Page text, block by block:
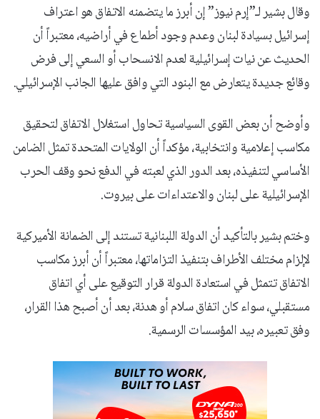
وقال بشير لـ”إرم نيوز” إن أبرز ما يتضمنه الاتفاق هو اعتراف
إسرائيل بسيادة لبنان وعدم وجود أطماع في أراضيه، معتبراً أن
الحديث عن نيات إسرائيلية لعدم الانسحاب أو السعي إلى فرض
وقائع جديدة يتعارض مع البنود التي وافق عليها الجانب الإسرائيلي.
وأوضح أن بعض القوى السياسية تحاول استغلال الاتفاق لتحقيق
مكاسب إعلامية وانتخابية، مؤكداً أن الولايات المتحدة تمثل الضامن
الأساسي لتنفيذه، بعد الدور الذي لعبته في الدفع نحو وقف الحرب
الإسرائيلية على لبنان والاعتداءات على بيروت.
وختم بشير بالتأكيد أن الدولة اللبنانية تستند إلى الضمانة الأميركية
لإلزام مختلف الأطراف بتنفيذ التزاماتها، معتبراً أن أبرز مكاسب
الاتفاق تتمثل في استعادة الدولة قرار التوقيع على أي اتفاق
مستقبلي، سواء كان اتفاق سلام أو هدنة، بعد أن أصبح هذا القرار،
وفق تعبيره، بيد المؤسسات الرسمية.